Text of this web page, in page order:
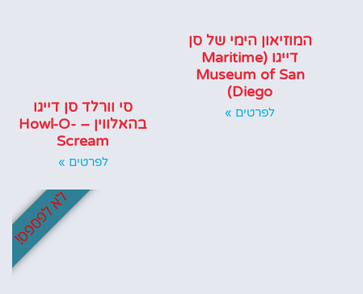
המוזיאון הימי של סן
דייגו (Maritime
Museum of San
Diego)
לפרטים »
סי וורלד סן דייגו
בהאלווין – Howl-O-
Scream
לפרטים »
לא לפספס!